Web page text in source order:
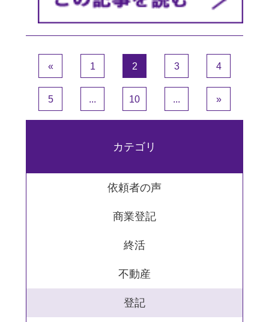
カテゴリ
依頼者の声
商業登記
終活
不動産
登記
« 1 2 3 4
5 ... 10 ... »